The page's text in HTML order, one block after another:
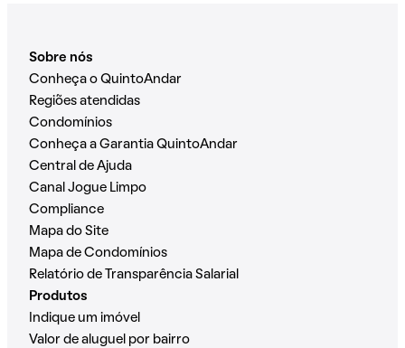
Sobre nós
Conheça o QuintoAndar
Regiões atendidas
Condomínios
Conheça a Garantia QuintoAndar
Central de Ajuda
Canal Jogue Limpo
Compliance
Mapa do Site
Mapa de Condomínios
Relatório de Transparência Salarial
Produtos
Indique um imóvel
Valor de aluguel por bairro